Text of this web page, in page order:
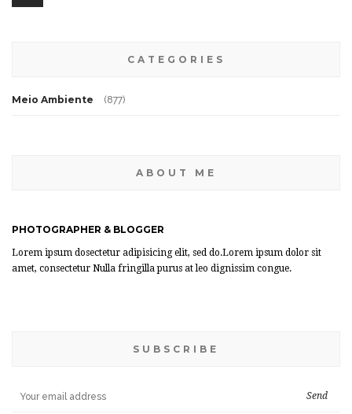
CATEGORIES
Meio Ambiente (877)
ABOUT ME
PHOTOGRAPHER & BLOGGER
Lorem ipsum dosectetur adipisicing elit, sed do.Lorem ipsum dolor sit
amet, consectetur Nulla fringilla purus at leo dignissim congue.
SUBSCRIBE